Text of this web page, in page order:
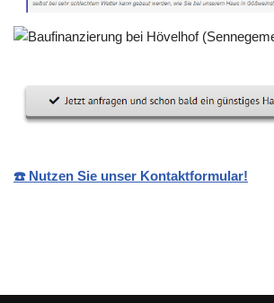
☎️ Nutzen Sie unser Kontaktformular!